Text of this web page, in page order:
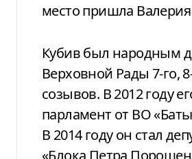
место пришла Валерия
Кубив был народным
Верховной Рады 7-го,
созывов. В 2012 году
парламент от ВО
В 2014 году он стал
«Блока Петра